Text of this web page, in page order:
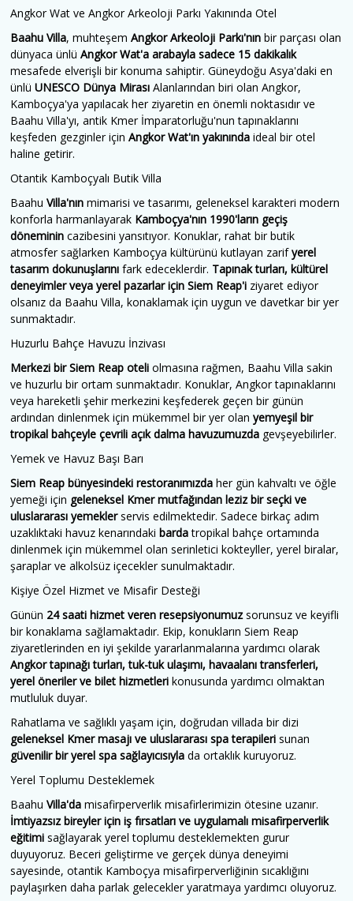
Angkor Wat ve Angkor Arkeoloji Parkı Yakınında Otel
Baahu Villa, muhteşem Angkor Arkeoloji Parkı'nın bir parçası olan
dünyaca ünlü Angkor Wat'a arabayla sadece 15 dakikalık
mesafede elverişli bir konuma sahiptir. Güneydoğu Asya'daki en
ünlü UNESCO Dünya Mirası Alanlarından biri olan Angkor,
Kamboçya'ya yapılacak her ziyaretin en önemli noktasıdır ve
Baahu Villa'yı, antik Kmer İmparatorluğu'nun tapınaklarını
keşfeden gezginler için Angkor Wat'ın yakınında ideal bir otel
haline getirir.
Otantik Kamboçyalı Butik Villa
Baahu Villa'nın mimarisi ve tasarımı, geleneksel karakteri modern
konforla harmanlayarak Kamboçya'nın 1990'ların geçiş
döneminin cazibesini yansıtıyor. Konuklar, rahat bir butik
atmosfer sağlarken Kamboçya kültürünü kutlayan zarifyerel
tasarım dokunuşlarını fark edeceklerdir. Tapınak turları, kültürel
deneyimler veya yerel pazarlar için Siem Reap'i ziyaret ediyor
olsanız da Baahu Villa, konaklamak için uygun ve davetkar bir yer
sunmaktadır.
Huzurlu Bahçe Havuzu İnzivası
Merkezi bir Siem Reap oteli olmasına rağmen, Baahu Villa sakin
ve huzurlu bir ortam sunmaktadır. Konuklar, Angkor tapınaklarını
veya hareketli şehir merkezini keşfederek geçen bir günün
ardından dinlenmek için mükemmel bir yer olan yemyeşil bir
tropikal bahçeyle çevrili açık dalma havuzumuzda gevşeyebilirler.
Yemek ve Havuz Başı Barı
Siem Reap bünyesindeki restoranımızda her gün kahvaltı ve öğle
yemeği için geleneksel Kmer mutfağından leziz bir seçki ve
uluslararası yemeklerservis edilmektedir. Sadece birkaç adım
uzaklıktaki havuz kenarındaki bardatropikal bahçe ortamında
dinlenmek için mükemmel olan serinletici kokteyller, yerel biralar,
şaraplar ve alkolsüz içecekler sunulmaktadır.
Kişiye Özel Hizmet ve Misafir Desteği
Günün 24 saati hizmet veren resepsiyonumuzsorunsuz ve keyifli
bir konaklama sağlamaktadır. Ekip, konukların Siem Reap
ziyaretlerinden en iyi şekilde yararlanmalarına yardımcı olarak
Angkor tapınağı turları, tuk-tuk ulaşımı, havaalanı transferleri,
yerel öneriler ve bilet hizmetleri konusunda yardımcı olmaktan
mutluluk duyar.
Rahatlama ve sağlıklı yaşam için, doğrudan villada bir dizi
geleneksel Kmer masajı ve uluslararası spa terapileri sunan
güvenilir bir yerel spa sağlayıcısıyla da ortaklık kuruyoruz.
Yerel Toplumu Desteklemek
Baahu Villa'da misafirperverlik misafirlerimizin ötesine uzanır.
İmtiyazsız bireyler için iş fırsatları ve uygulamalı misafirperverlik
eğitimi sağlayarak yerel toplumu desteklemekten gurur
duyuyoruz. Beceri geliştirme ve gerçek dünya deneyimi
sayesinde, otantik Kamboçya misafirperverliğinin sıcaklığını
paylaşırken daha parlak gelecekler yaratmaya yardımcı oluyoruz.